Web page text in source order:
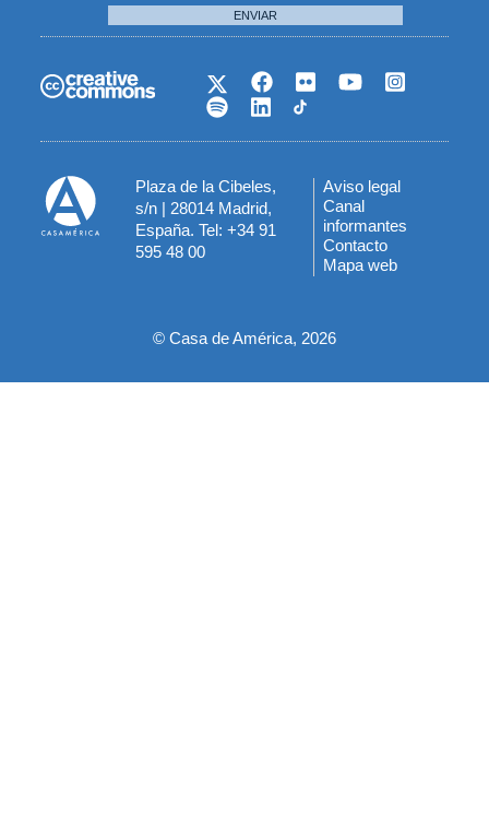
ENVIAR
Plaza de la Cibeles,
s/n | 28014 Madrid,
España. Tel: +34 91
595 48 00
Menú
del
pie
Aviso legal
Canal
informantes
Contacto
Mapa web
© Casa de América, 2026